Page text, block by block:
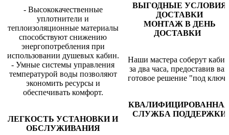
- Высококачественные
уплотнители и
теплоизоляционные материалы
способствуют снижению
энергопотребления при
использовании душевых кабин.
- Умные системы управления
температурой воды позволяют
экономить ресурсы и
обеспечивать комфорт.
ЛЕГКОСТЬ УСТАНОВКИ И
ОБСЛУЖИВАНИЯ
ВЫГОДНЫЕ УСЛОВИЯ
ДОСТАВКИ
МОНТАЖ В ДЕНЬ
ДОСТАВКИ
Наши мастера соберут
за два часа, предоставив вам
готовое решение "под
СЛУЖБА ПОДДЕРЖКИ